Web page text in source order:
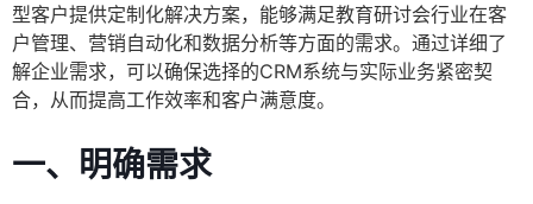
型客户提供定制化解决方案，能够满足教育研讨会行业在客
户管理、营销自动化和数据分析等方面的需求。通过详细了
解企业需求，可以确保选择的CRM系统与实际业务紧密契
合，从而提高工作效率和客户满意度。
一、明确需求